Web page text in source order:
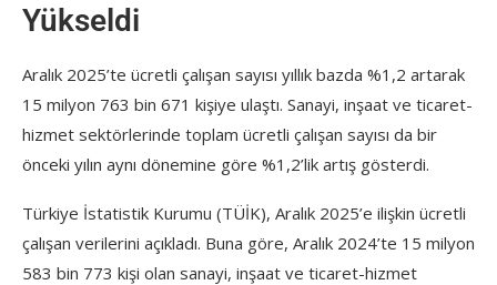
Yükseldi
Aralık 2025’te ücretli çalışan sayısı yıllık bazda %1,2 artarak
15 milyon 763 bin 671 kişiye ulaştı. Sanayi, inşaat ve ticaret-
hizmet sektörlerinde toplam ücretli çalışan sayısı da bir
önceki yılın aynı dönemine göre %1,2’lik artış gösterdi.
Türkiye İstatistik Kurumu (TÜİK), Aralık 2025’e ilişkin ücretli
çalışan verilerini açıkladı. Buna göre, Aralık 2024’te 15 milyon
583 bin 773 kişi olan sanayi, inşaat ve ticaret-hizmet